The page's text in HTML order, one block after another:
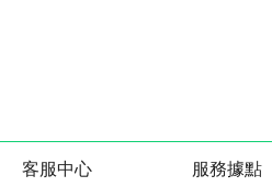
客服中心 服務據點